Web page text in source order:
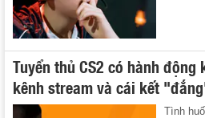
Tuyển thủ CS2 có hành
kênh stream và cái kết
Tình